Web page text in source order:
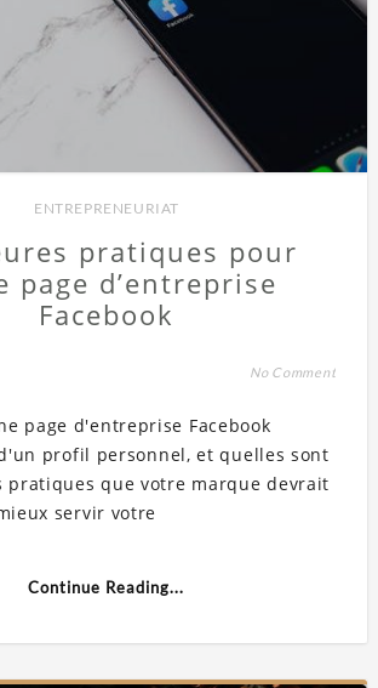
ENTREPRENEURIAT
pratiques pour
page d’entreprise
Facebook
No Comment
page d'entreprise Facebook
profil personnel, et quelles sont
pratiques que votre marque devrait
servir votre
Continue Reading...